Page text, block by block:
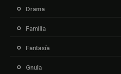
Drama
Familia
Fantasía
Gnula